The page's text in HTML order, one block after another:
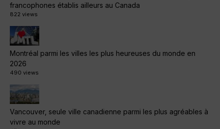
francophones établis ailleurs au Canada
822 views
Montréal parmi les villes les plus heureuses du monde en
2026
490 views
Vancouver, seule ville canadienne parmi les plus agréables à
vivre au monde